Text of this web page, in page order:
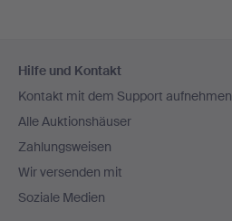
Navigation
Hilfe und Kontakt
Kontakt mit dem Support aufnehmen
Alle Auktionshäuser
Zahlungsweisen
Wir versenden mit
Soziale Medien